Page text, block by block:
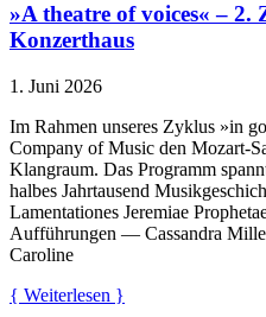
»A theatre of voices« –
Konzerthaus
1. Juni 2026
Im Rahmen unseres Zyklus »in
Company of Music den Mozart-
Klangraum. Das Programm
halbes Jahrtausend
Lamentationes Jeremiae
Aufführungen — Cassandra
Caroline
{ Weiterlesen }